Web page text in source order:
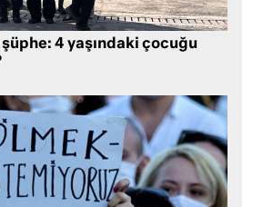
4 yaşındaki çocuğu